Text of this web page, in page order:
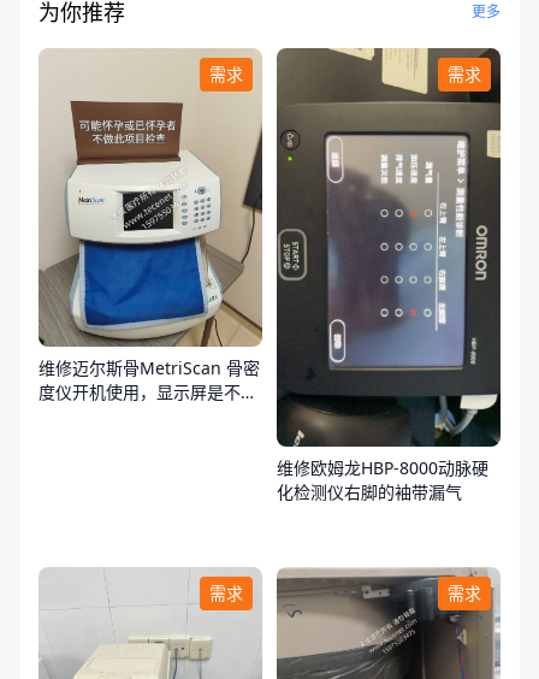
为你推荐 更多
需求
维修迈尔斯骨MetriScan 骨密
度仪开机使用，显示屏是不
需求
维修欧姆龙HBP-8000动脉硬
化检测仪右脚的袖带漏气
需求 需求